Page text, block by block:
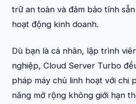
trữ an toàn và đảm bảo tính
hoạt động kinh doanh.
Dù bạn là cá nhân, lập trình
nghiệp, Cloud Server Turbo
pháp máy chủ linh hoạt với chi
năng mở rộng không giới hạn